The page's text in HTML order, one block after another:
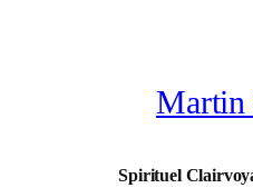
Martin
Spirituel